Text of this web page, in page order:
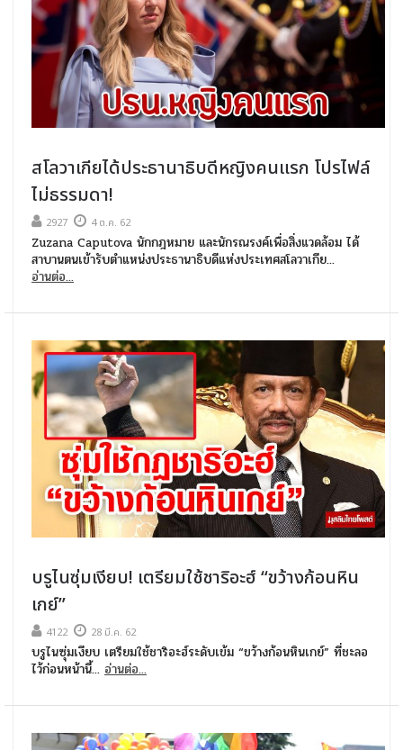
สโลวาเกียได้ประธานาธิบดีหญิงคนแรก โปรไฟล์
ไม่ธรรมดา!
2927 4 ต.ค. 62
Zuzana Caputova นักกฎหมาย และนักรณรงค์เพื่อสิ่งแวดล้อม ได้
สาบานตนเข้ารับตำแหน่งประธานาธิบดีแห่งประเทศสโลวาเกีย...
อ่านต่อ...
บรูไนซุ่มเงียบ! เตรียมใช้ชาริอะฮ์ “ขว้างก้อนหิน
เกย์”
4122 28 มี.ค. 62
บรูไนซุ่มเงียบ เตรียมใช้ชาริอะฮ์ระดับเข้ม “ขว้างก้อนหินเกย์” ที่ชะลอ
ไว้ก่อนหน้านี้... อ่านต่อ...